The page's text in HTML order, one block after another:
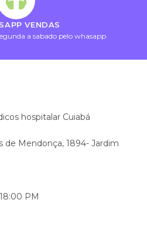
VENDAS
a sabado pelo whasapp
hospitalar Cuiabá
de Mendonça, 1894- Jardim
PM